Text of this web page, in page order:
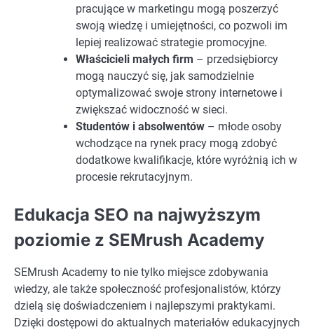
pracujące w marketingu mogą poszerzyć
swoją wiedzę i umiejętności, co pozwoli im
lepiej realizować strategie promocyjne.
Właścicieli małych firm – przedsiębiorcy
mogą nauczyć się, jak samodzielnie
optymalizować swoje strony internetowe i
zwiększać widoczność w sieci.
Studentów i absolwentów – młode osoby
wchodzące na rynek pracy mogą zdobyć
dodatkowe kwalifikacje, które wyróżnią ich w
procesie rekrutacyjnym.
Edukacja SEO na najwyższym
poziomie z SEMrush Academy
SEMrush Academy to nie tylko miejsce zdobywania
wiedzy, ale także społeczność profesjonalistów, którzy
dzielą się doświadczeniem i najlepszymi praktykami.
Dzięki dostępowi do aktualnych materiałów edukacyjnych